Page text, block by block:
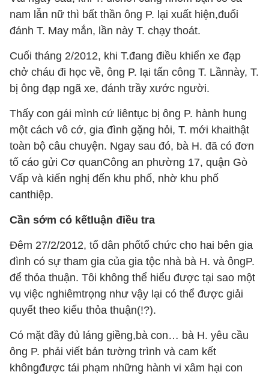
nam lẫn nữ thì bất thần ông P. lại xuất hiện,đuổi
đánh T. May mắn, lần này T. chạy thoát.
Cuối tháng 2/2012, khi T.đang điều khiển xe đạp
chở cháu đi học về, ông P. lại tấn công T. Lầnnày, T.
bị ông đạp ngã xe, đánh trầy xước người.
Thấy con gái mình cứ liêntục bị ông P. hành hung
một cách vô cớ, gia đình gặng hỏi, T. mới khaithật
toàn bộ câu chuyện. Ngay sau đó, bà H. đã có đơn
tố cáo gửi Cơ quanCông an phường 17, quận Gò
Vấp và kiến nghị đến khu phố, nhờ khu phố
canthiệp.
Cần sớm có kếtluận điều tra
Đêm 27/2/2012, tổ dân phốtổ chức cho hai bên gia
đình có sự tham gia của gia tộc nhà bà H. và ôngP.
để thỏa thuận. Tôi không thể hiểu được tại sao một
vụ việc nghiêmtrọng như vậy lại có thể được giải
quyết theo kiểu thỏa thuận(!?).
Có mặt đầy đủ láng giềng,bà con… bà H. yêu cầu
ông P. phải viết bản tường trình và cam kết
khôngđược tái phạm những hành vi xâm hại con